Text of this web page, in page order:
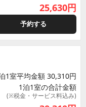
25,630円
予約する
1室平均金額 30,310円
1泊1室の合計金額
(※税金・サービス料込み)